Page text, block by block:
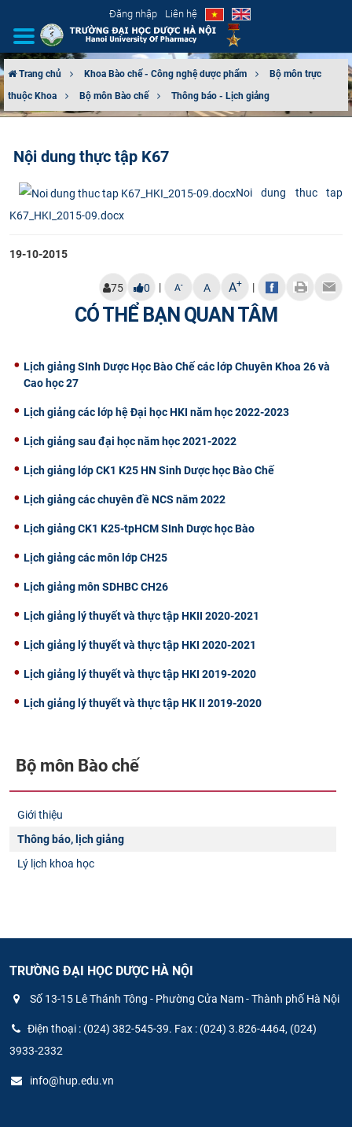
Đăng nhập Liên hệ
GIỚI THIỆU
TUYỂN SINH
ĐÀO TẠO
ĐẢM BẢO CHẤT LƯỢNG
KHOA HỌC CÔNG NGHỆ
CỰU NGƯỜI HỌC
Trang chủ Khoa Bào chế - Công nghệ dược phẩm
Bộ môn trực
thuộc Khoa
Bộ môn Bào chế Thông báo - Lịch giảng
Nội dung thực tập K67
Noi dung thuc tap
K67_HKI_2015-09.docx
19-10-2015
75 0 | A- A A+ |
CÓ THỂ BẠN QUAN TÂM
Lịch giảng SInh Dược Học Bào Chế các lớp Chuyên Khoa 26 và
Cao học 27
Lịch giảng các lớp hệ Đại học HKI năm học 2022-2023
Lịch giảng sau đại học năm học 2021-2022
Lịch giảng lớp CK1 K25 HN Sinh Dược học Bào Chế
Lịch giảng các chuyên đề NCS năm 2022
Lịch giảng CK1 K25-tpHCM SInh Dược học Bào
Lịch giảng các môn lớp CH25
Lịch giảng môn SDHBC CH26
Lịch giảng lý thuyết và thực tập HKII 2020-2021
Lịch giảng lý thuyết và thực tập HKI 2020-2021
Lịch giảng lý thuyết và thực tập HKI 2019-2020
Lịch giảng lý thuyết và thực tập HK II 2019-2020
Bộ môn Bào chế
Giới thiệu
Thông báo, lịch giảng
Lý lịch khoa học
TRƯỜNG ĐẠI HỌC DƯỢC HÀ NỘI
Số 13-15 Lê Thánh Tông - Phường Cửa Nam - Thành phố Hà Nội
Điện thoại : (024) 382-545-39. Fax : (024) 3.826-4464, (024)
3933-2332
info@hup.edu.vn